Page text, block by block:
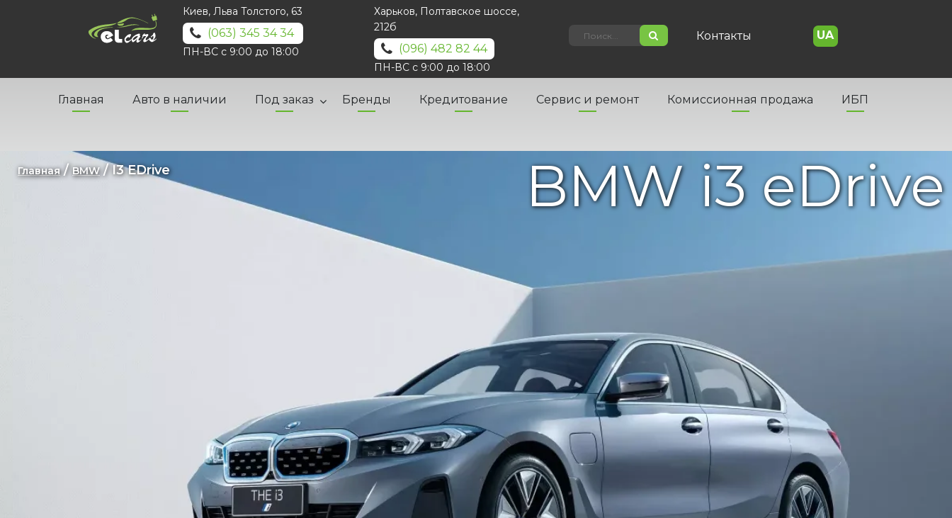
Киев, Льва Толстого, 63
(063) 345 34 34
ПН-ВС с 9:00 до 18:00
Харьков, Полтавское шоссе,
212б
(096) 482 82 44
ПН-ВС с 9:00 до 18:00
Контакты UA
Главная Авто в наличии Под заказ Бренды Кредитование Сервис и ремонт Комиссионная продажа ИБП
Главная/ BMW/ I3 EDrive BMW i3 eDrive